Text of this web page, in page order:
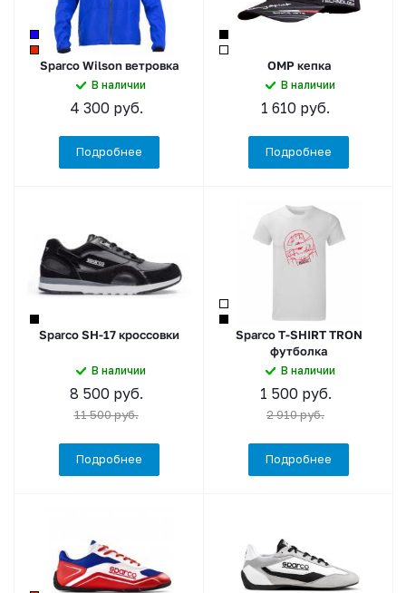
Sparco Wilson ветровка
В наличии
4 300руб.
Подробнее
OMP кепка
В наличии
1 610 руб.
Подробнее
Sparco SH-17 кроссовки
В наличии
8 500руб.
11 500руб.
Подробнее
Sparco T-SHIRT TRON
футболка
В наличии
1 500руб.
2 910руб.
Подробнее